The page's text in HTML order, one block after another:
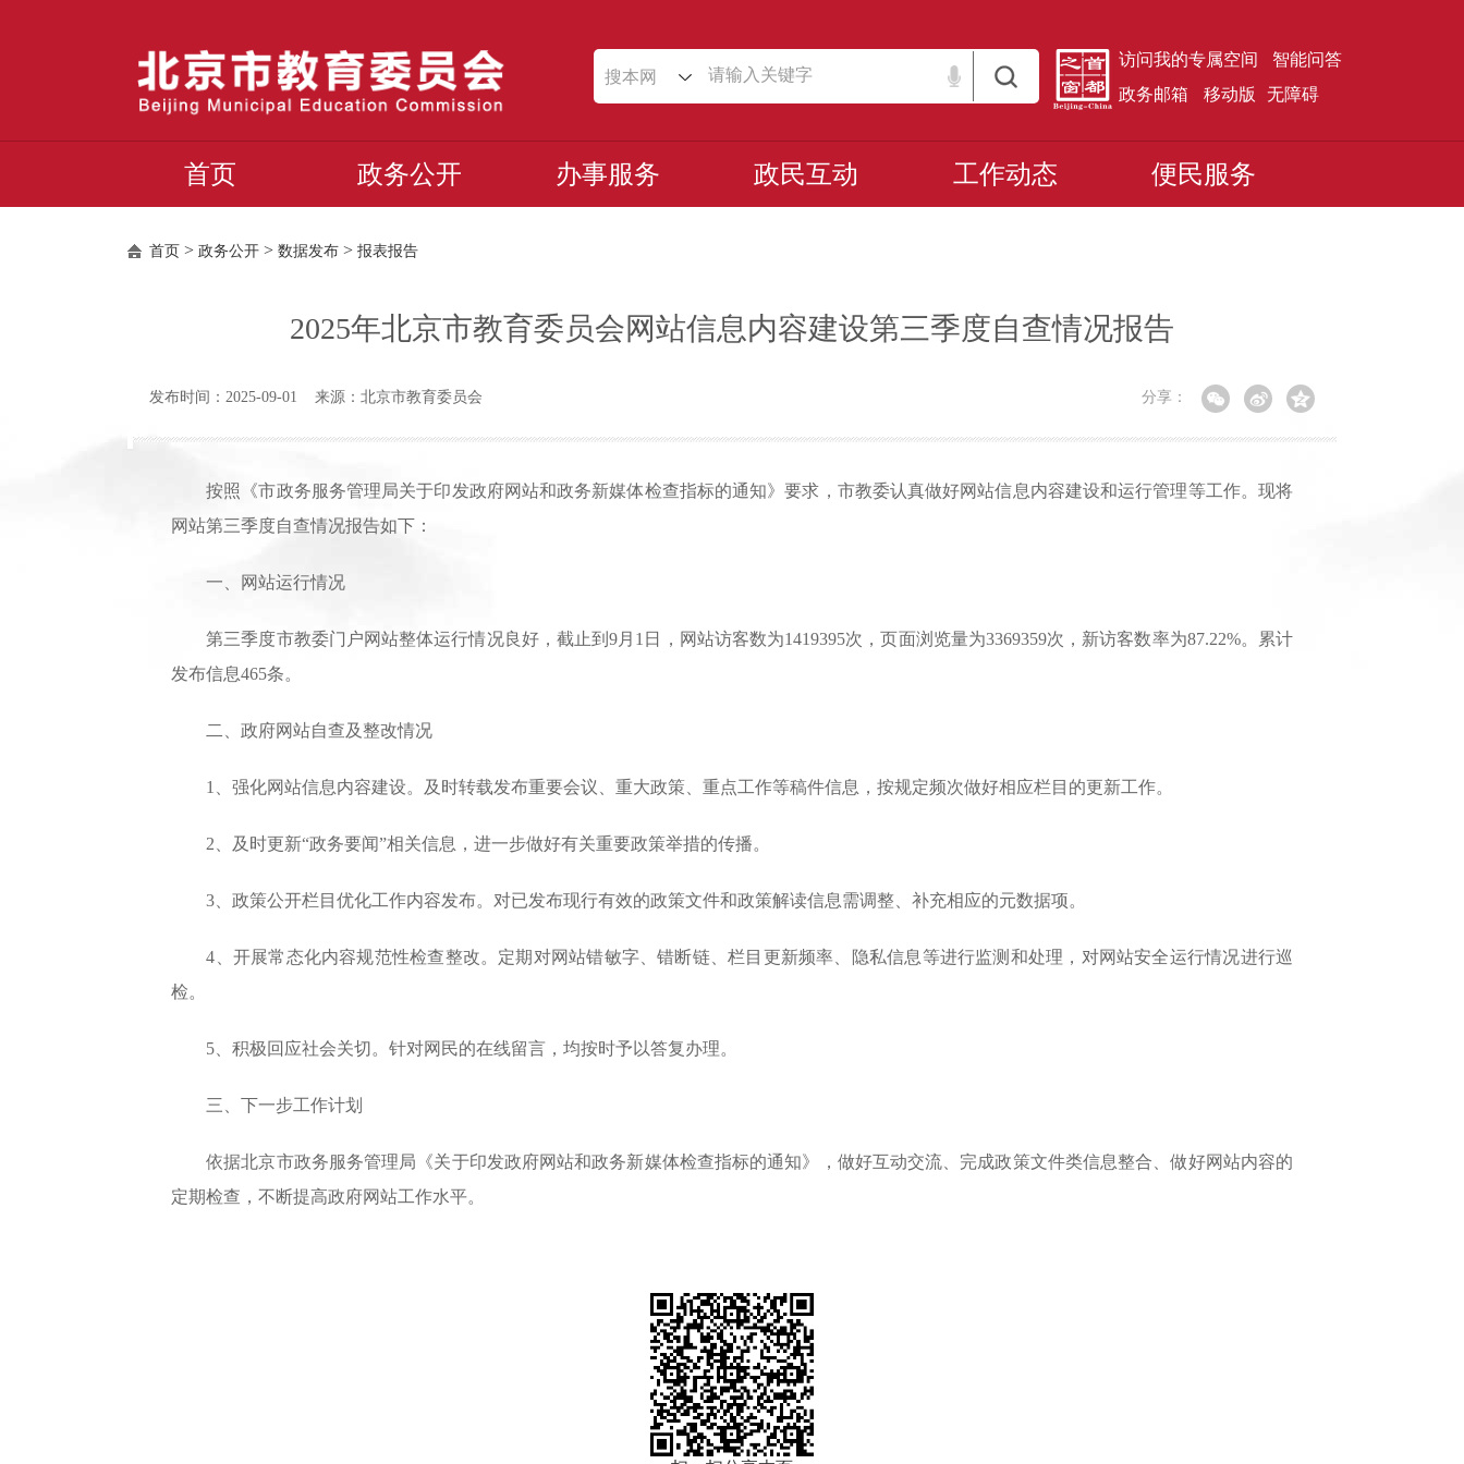
搜本网
访问我的专属空间
智能问答
政务邮箱
移动版 无障碍
首页 政务公开 办事服务 政民互动 工作动态 便民服务
首页 > 政务公开 > 数据发布 > 报表报告
2025年北京市教育委员会网站信息内容建设第三季度自查情况报告
发布时间：2025-09-01 来源：北京市教育委员会 分享：
按照《市政务服务管理局关于印发政府网站和政务新媒体检查指标的通知》要求，市教委认真做好网站信息内容建设和运行管理等工作。现将
网站第三季度自查情况报告如下：
一、网站运行情况
第三季度市教委门户网站整体运行情况良好，截止到9月1日，网站访客数为1419395次，页面浏览量为3369359次，新访客数率为87.22%。累计
发布信息465条。
二、政府网站自查及整改情况
1、强化网站信息内容建设。及时转载发布重要会议、重大政策、重点工作等稿件信息，按规定频次做好相应栏目的更新工作。
2、及时更新“政务要闻”相关信息，进一步做好有关重要政策举措的传播。
3、政策公开栏目优化工作内容发布。对已发布现行有效的政策文件和政策解读信息需调整、补充相应的元数据项。
4、开展常态化内容规范性检查整改。定期对网站错敏字、错断链、栏目更新频率、隐私信息等进行监测和处理，对网站安全运行情况进行巡
检。
5、 积极回应社会关切。针对网民的在线留言，均按时予以答复办理。
三、下一步工作计划
依据北京市政务服务管理局《关于印发政府网站和政务新媒体检查指标的通知》，做好互动交流、完成政策文件类信息整合、做好网站内容的
定期检查，不断提高政府网站工作水平。